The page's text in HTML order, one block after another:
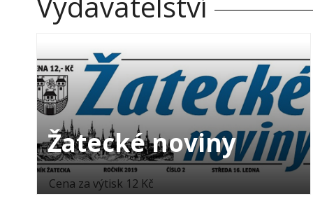
Žatecké noviny
Cena za výtisk 12 Kč